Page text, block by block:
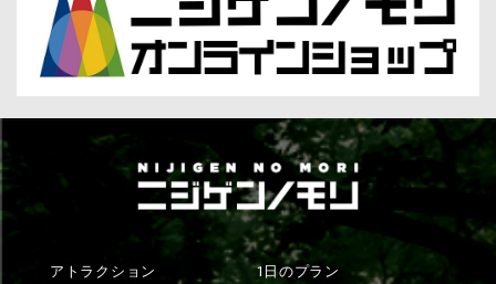
アトラクション 1日のプラン